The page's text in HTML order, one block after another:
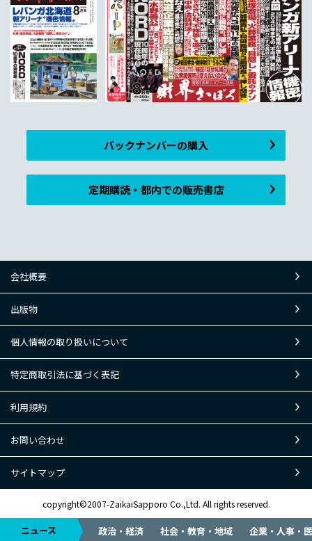
ニュース 政治・経済 社会・教育・地域 企業・人事・
バックナンバーの購入
定期購読・都内での販売書店
会社概要
出版物
個人情報の取り扱いについて
特定商取引法に基づく表記
利用規約
お問い合わせ
サイトマップ
copyright©2007-ZaikaiSapporo Co.,Ltd. All rights reserved.